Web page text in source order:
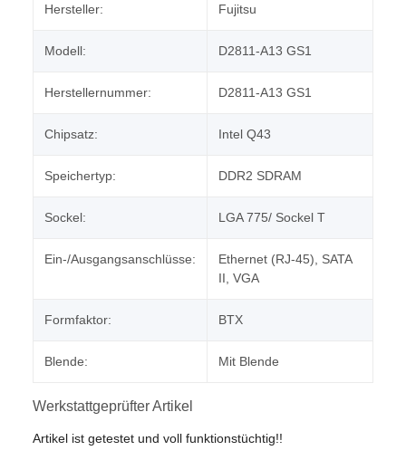
Hersteller: Fujitsu
Modell: D2811-A13 GS1
Herstellernummer: D2811-A13 GS1
Chipsatz: Intel Q43
Speichertyp: DDR2 SDRAM
Sockel: LGA 775/ Sockel T
Ein-/Ausgangsanschlüsse:
Ethernet (RJ-45), SATA
II, VGA
Formfaktor: BTX
Blende: Mit Blende
Werkstattgeprüfter Artikel
Artikel ist getestet und voll funktionstüchtig!!